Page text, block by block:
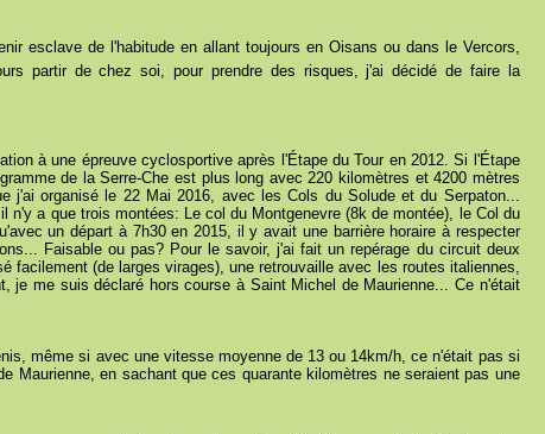
esclave de l'habitude en allant toujours en Oisans ou dans le Vercors,
partir de chez soi, pour prendre des risques, j'ai décidé de faire la
à une épreuve cyclosportive après l'Étape du Tour en 2012. Si l'Étape
de la Serre-Che est plus long avec 220 kilomètres et 4200 mètres
organisé le 22 Mai 2016, avec les Cols du Solude et du Serpaton...
a que trois montées: Le col du Montgenevre (8k de montée), le Col du
un départ à 7h30 en 2015, il y avait une barrière horaire à respecter
Faisable ou pas? Pour le savoir, j'ai fait un repérage du circuit deux
(de larges virages), une retrouvaille avec les routes italiennes,
je me suis déclaré hors course à Saint Michel de Maurienne... Ce n'était
même si avec une vitesse moyenne de 13 ou 14km/h, ce n'était pas si
en sachant que ces quarante kilomètres ne seraient pas une